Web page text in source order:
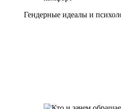
Гендерные идеалы и